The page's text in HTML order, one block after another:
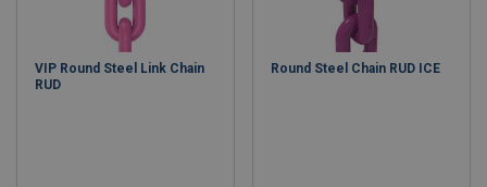
VIP Round Steel Link Chain
RUD
Round Steel Chain RUD ICE